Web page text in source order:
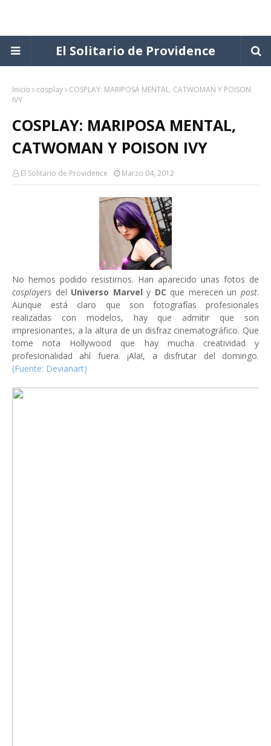
El Solitario de Providence
Inicio cosplay
COSPLAY: MARIPOSA MENTAL, CATWOMAN Y POISON
IVY
COSPLAY: MARIPOSA MENTAL,
CATWOMAN Y POISON IVY
El Solitario de Providence Marzo 04, 2012
No hemos podido resistirnos. Han aparecido unas fotos de
cosplayers del Universo Marvel y DC que merecen unpost.
Aunque está claro que son fotografías profesionales
realizadas con modelos, hay que admitir que son
impresionantes, a la altura de un disfraz cinematográfico. Que
tome nota Hollywood que hay mucha creatividad y
profesionalidad ahí fuera. ¡Ala!, a disfrutar del domingo.
(Fuente: Devianart)